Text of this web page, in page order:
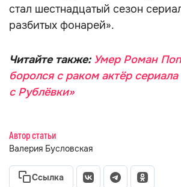
стал шестнадцатый сезон
разбитых фонарей».
Читайте также: Умер Роман
боролся с раком актёр
с Рублёвки»
Автор статьи
Валерия Бусловская
Ссылка